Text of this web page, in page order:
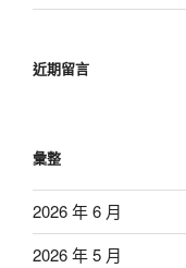
近期留言
彙整
2026 年 6 月
2026 年 5 月